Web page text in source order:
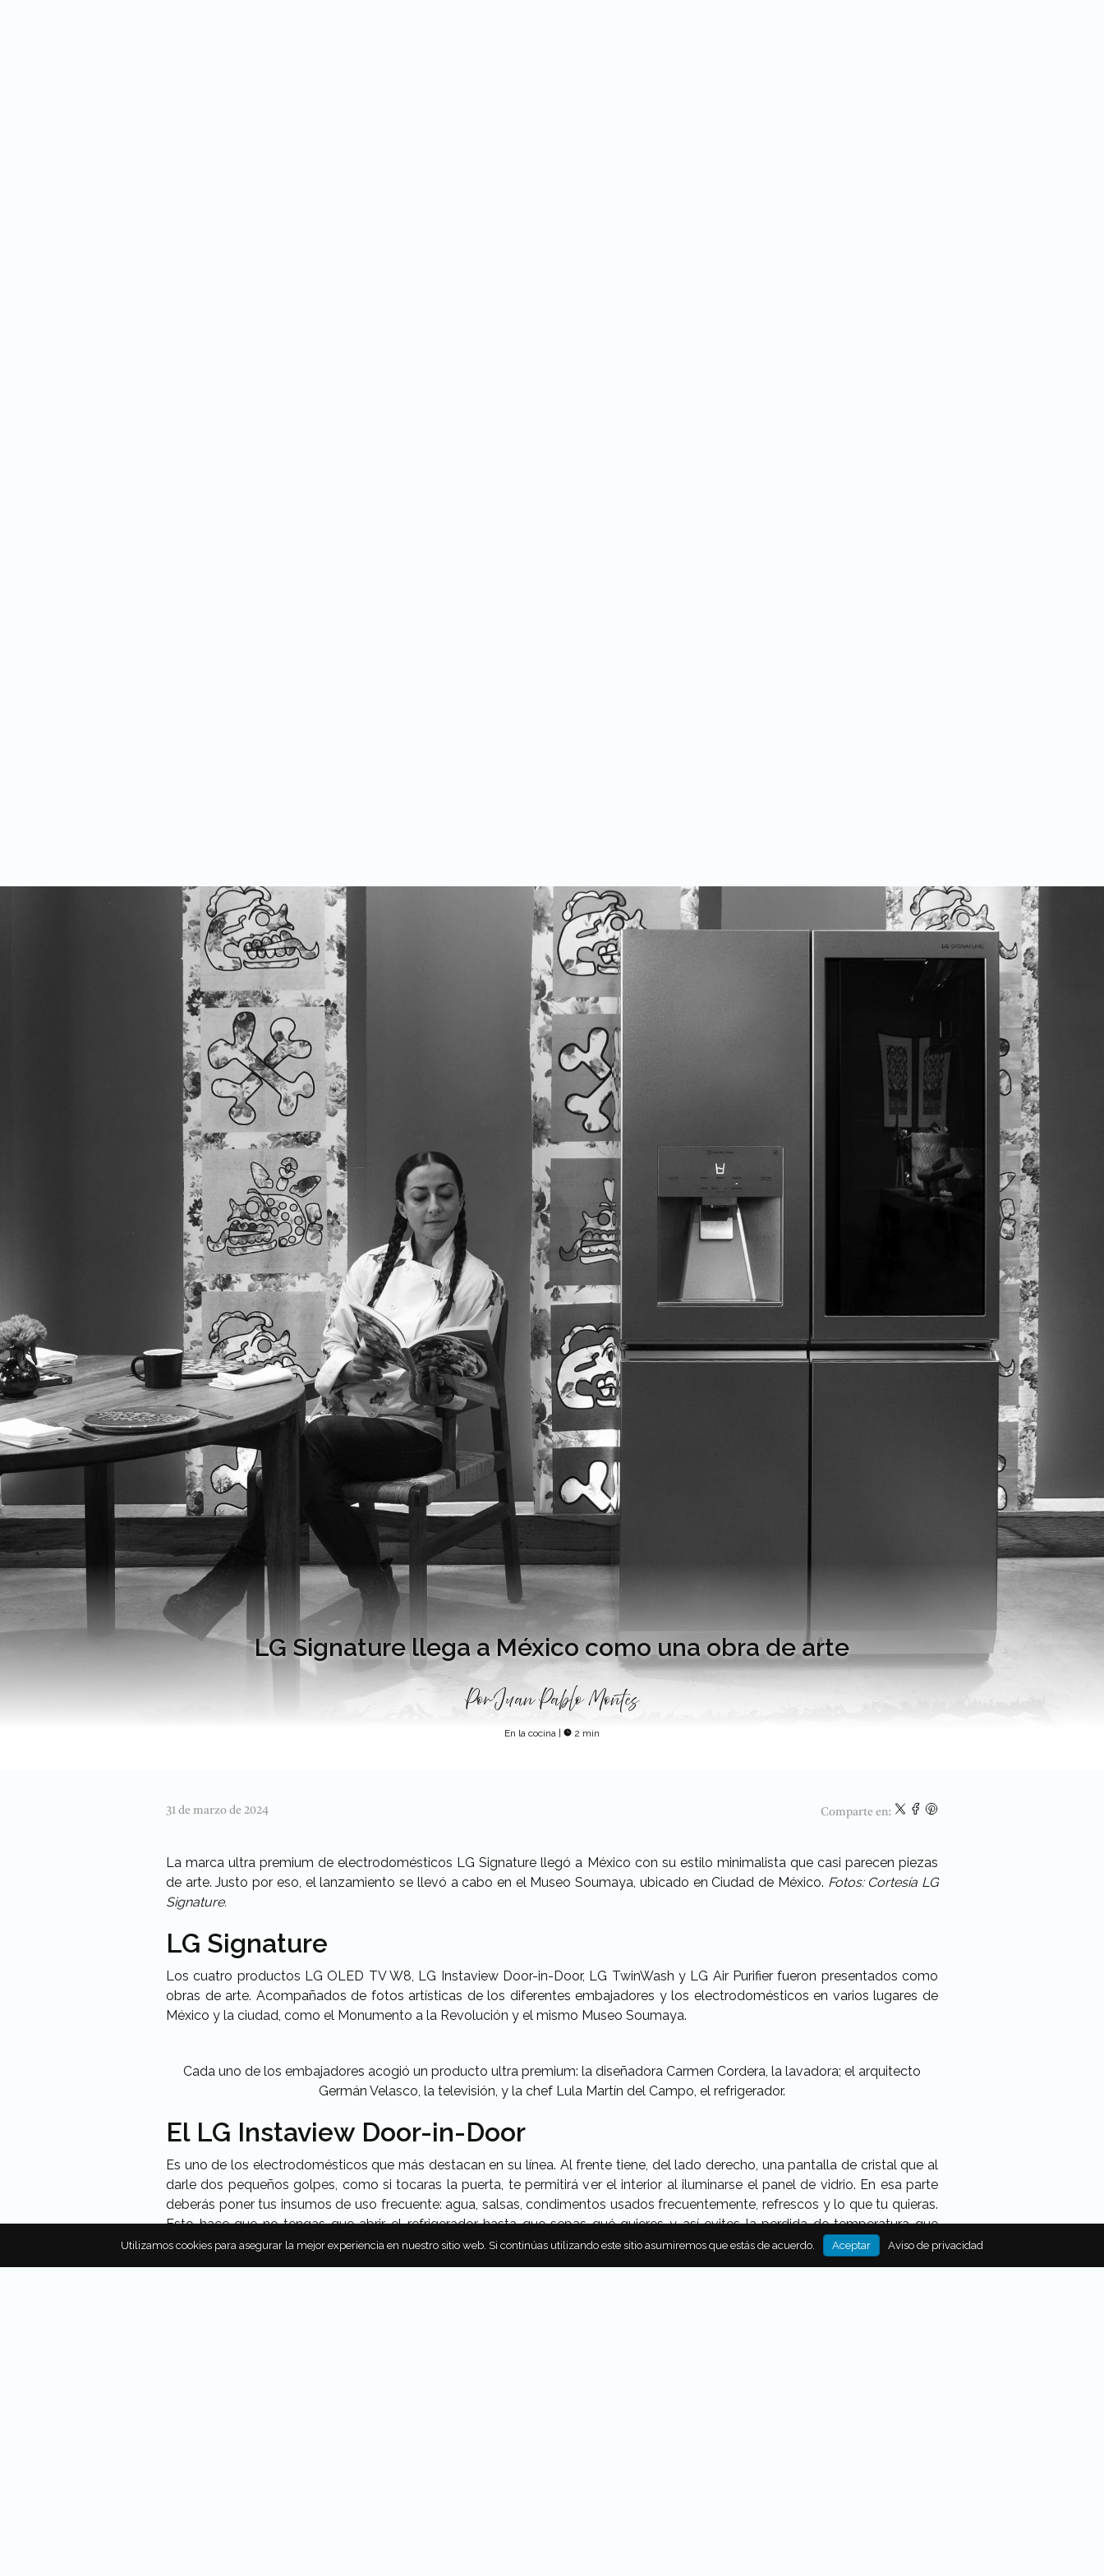
LG Signature llega a México como una obra de arte
PorJuan Pablo Montes
En la cocina 2 min
31 de marzo de 2024 Comparte en:
La marca ultra premium de electrodomésticos LG Signature llegó a México con su estilo minimalista que casi parecen piezas
de arte. Justo por eso, el lanzamiento se llevó a cabo en el Museo Soumaya, ubicado en Ciudad de México. Fotos: Cortesía LG
Signature.
LG Signature
Los cuatro productos LG OLED TV W8, LG Instaview Door-in-Door, LG TwinWash y LG Air Purifier fueron presentados como
obras de arte. Acompañados de fotos artísticas de los diferentes embajadores y los electrodomésticos en varios lugares de
México y la ciudad, como el Monumento a la Revolución y el mismo Museo Soumaya.
Cada uno de los embajadores acogió un producto ultra premium: la diseñadora Carmen Cordera, la lavadora; el arquitecto
Germán Velasco, la televisión, y la chef Lula Martín del Campo, el refrigerador.
El LG Instaview Door-in-Door
Es uno de los electrodomésticos que más destacan en su línea. Al frente tiene, del lado derecho, una pantalla de cristal que al
darle dos pequeños golpes, como si tocaras la puerta, te permitirá ver el interior al iluminarse el panel de vidrio. En esa parte
deberás poner tus insumos de uso frecuente: agua, salsas, condimentos usados frecuentemente, refrescos y lo que tu quieras.
Esto hace que no tengas que abrir el refrigerador hasta que sepas qué quieres y así evites la perdida de temperatura que
termina dañando tus alimentos.
Por si fuera poco el mismo refrigerador, al momento de abrir las puertas, crea una corriente en forma de cortina para mantener
Utilizamos cookies para asegurar la mejor experiencia en nuestro sitio web. Si continúas utilizando este sitio asumiremos que estás de acuerdo. Aceptar Aviso de privacidad